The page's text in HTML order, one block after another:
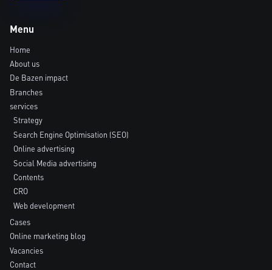
Menu
Home
About us
De Bazen impact
Branches
services
Strategy
Search Engine Optimisation (SEO)
Online advertising
Social Media advertising
Contents
CRO
Web development
Cases
Online marketing blog
Vacancies
Contact